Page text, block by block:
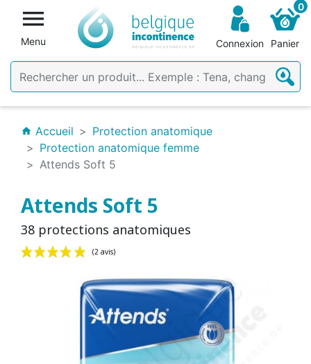

Menu Connexion
0
Panier
home Accueil
Protection anatomique
Protection anatomique femme
Attends Soft 5
Attends Soft 5
38 protections anatomiques
(2 avis)